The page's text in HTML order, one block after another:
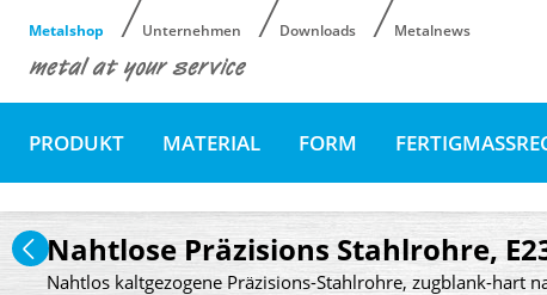
Metalshop Unternehmen Downloads Metalnews
PRODUKT MATERIAL FORM
Nahtlose Präzisions Stahlrohre,
Nahtlos kaltgezogene Präzisions-Stahlrohre, zugblank-hart